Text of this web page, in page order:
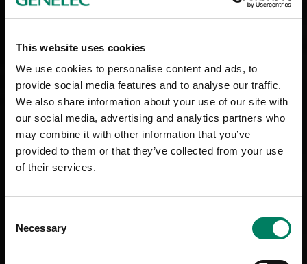
This website uses cookies
We use cookies to personalise content and ads, to
provide social media features and to analyse our traffic.
We also share information about your use of our site with
our social media, advertising and analytics partners who
may combine it with other information that you’ve
provided to them or that they’ve collected from your use
of their services.
Selection
Necessary